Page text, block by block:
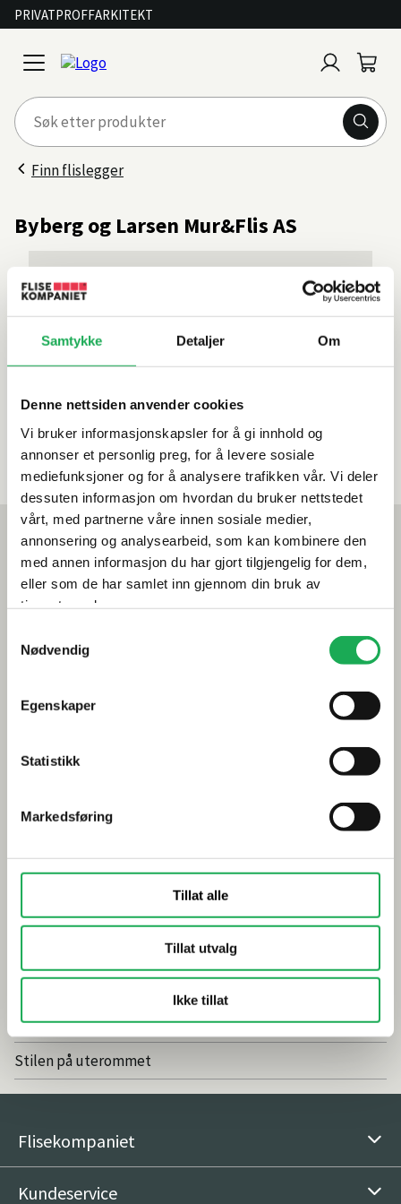
Samtykke Detaljer Om
Denne nettsiden anvender cookies
Vi bruker informasjonskapsler for å gi innhold og
annonser et personlig preg, for å levere sosiale
mediefunksjoner og for å analysere trafikken vår. Vi deler
dessuten informasjon om hvordan du bruker nettstedet
vårt, med partnerne våre innen sosiale medier,
annonsering og analysearbeid, som kan kombinere den
med annen informasjon du har gjort tilgjengelig for dem,
eller som de har samlet inn gjennom din bruk av
tjenestene deres.
Nødvendig
Egenskaper
Statistikk
Markedsføring
Tillat alle
Tillat utvalg
Ikke tillat
PRIVATPROFFARKITEKT
open
menu
inn
Finn flislegger
Byberg og Larsen Mur&Flis AS
Kontakt
Adresse
ØYGARDSLIA 22, 4050 Sola
Kontakt oss
Mest lest akkurat nå
Årets flis hos Flisekompaniet
Klikkvinyl - Gulvet som tåler alt
Tips og råd
Dette må du tenke på når du innreder badet
Visste du at du kan legge flis på flis
Smarte tips for riktig valg av dusj
Inspirasjon
Baderomstrender 2025
Drømmeatrium med flisheller
Vedlikeholdsfritt og naturlig med fliser
Stilen på uterommet
Flisekompaniet
Kundeservice